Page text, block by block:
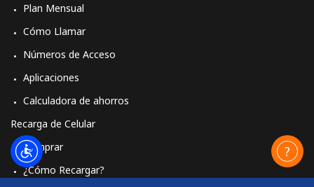
Plan Mensual
Cómo Llamar
Números de Acceso
Aplicaciones
Calculadora de ahorros
Recarga de Celular
Comprar
¿Cómo Recargar?